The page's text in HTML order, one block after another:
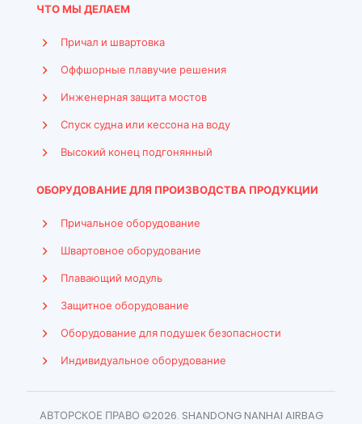
ЧТО МЫ ДЕЛАЕМ
Причал и швартовка
Оффшорные плавучие решения
Инженерная защита мостов
Спуск судна или кессона на воду
Высокий конец подгонянный
ОБОРУДОВАНИЕ ДЛЯ ПРОИЗВОДСТВА ПРОДУКЦИИ
Причальное оборудование
Швартовное оборудование
Плавающий модуль
Защитное оборудование
Оборудование для подушек безопасности
Индивидуальное оборудование
АВТОРСКОЕ ПРАВО ©2026. SHANDONG NANHAI AIRBAG
Spanish
Arabic
Indonesian